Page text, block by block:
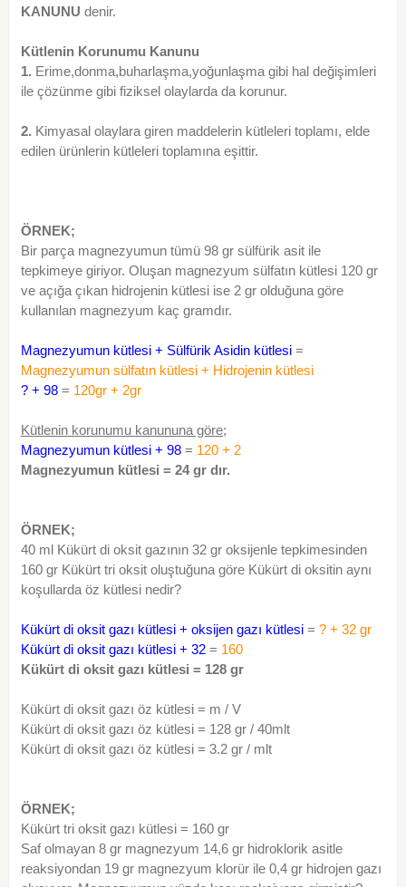
KANUNU denir.
Kütlenin Korunumu Kanunu
1. Erime,donma,buharlaşma,yoğunlaşma gibi hal değişimleri
ile çözünme gibi fiziksel olaylarda da korunur.
2. Kimyasal olaylara giren maddelerin kütleleri toplamı, elde
edilen ürünlerin kütleleri toplamına eşittir.
ÖRNEK;
Bir parça magnezyumun tümü 98 gr sülfürik asit ile
tepkimeye giriyor. Oluşan magnezyum sülfatın kütlesi 120 gr
ve açığa çıkan hidrojenin kütlesi ise 2 gr olduğuna göre
kullanılan magnezyum kaç gramdır.
Magnezyumun kütlesi + Sülfürik Asidin kütlesi=
Magnezyumun sülfatın kütlesi + Hidrojenin kütlesi
? + 98 = 120gr + 2gr
Kütlenin korunumu kanununa göre;
Magnezyumun kütlesi + 98= 120 + 2
Magnezyumun kütlesi = 24 gr dır.
ÖRNEK;
40 ml Kükürt di oksit gazının 32 gr oksijenle tepkimesinden
160 gr Kükürt tri oksit oluştuğuna göre Kükürt di oksitin aynı
koşullarda öz kütlesi nedir?
Kükürt di oksit gazı kütlesi + oksijen gazı kütlesi= ? + 32 gr
Kükürt di oksit gazı kütlesi + 32= 160
Kükürt di oksit gazı kütlesi = 128 gr
Kükürt di oksit gazı öz kütlesi = m / V
Kükürt di oksit gazı öz kütlesi = 128 gr / 40mlt
Kükürt di oksit gazı öz kütlesi = 3.2 gr / mlt
ÖRNEK;
Kükürt tri oksit gazı kütlesi = 160 gr
Saf olmayan 8 gr magnezyum 14,6 gr hidroklorik asitle
reaksiyondan 19 gr magnezyum klorür ile 0,4 gr hidrojen gazı